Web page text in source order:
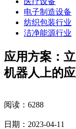
电子制造设备
纺织包装行业
洁净能源行业
应用方案：
机器人上的
阅读：6288
日期：2023-04-11